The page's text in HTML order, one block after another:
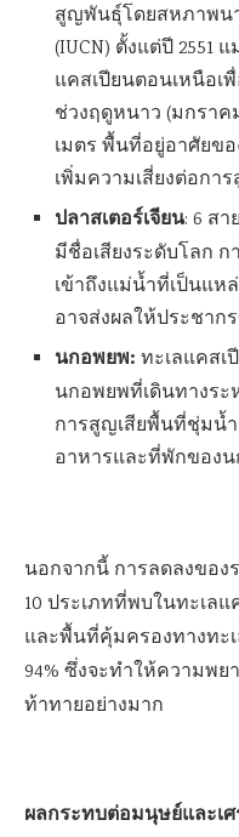
สูญพันธุ์โดยสหภาพน
(IUCN) ตั้งแต่ปี 2551
แคสเปียนตอนเหนือเ
ช่วงฤดูหนาว (มกรา
เมตร พื้นที่อยู่อาศัยขอ
เพิ่มความเสี่ยงต่อก
ปลาสเตอร์เจียน: 6 ส
มีชื่อเสียงระดับโลก
เข้าถึงแม่น้ำที่เป็นแห
อาจส่งผลให้ประชาก
นกอพยพ: ทะเลแคส
นกอพยพที่เดินทางระ
การสูญเสียพื้นที่ชุ่มน้
อาหารและที่พักของน
นอกจากนี้ การลดลงของ
10 ประเภทที่พบในทะเล
และพื้นที่คุ้มครองทางทะ
94% ซึ่งจะทำให้ความพ
ท้าทายอย่างมาก
ผลกระทบต่อมนุษย์และเ